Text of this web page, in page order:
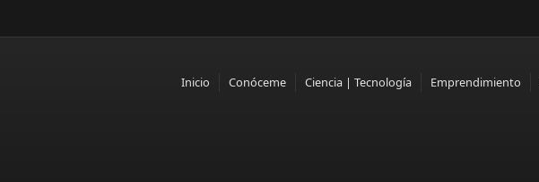
Inicio Conóceme Ciencia | Tecnología Emprendimiento